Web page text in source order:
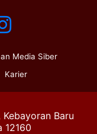
Media Siber
Karier
Baru
12160